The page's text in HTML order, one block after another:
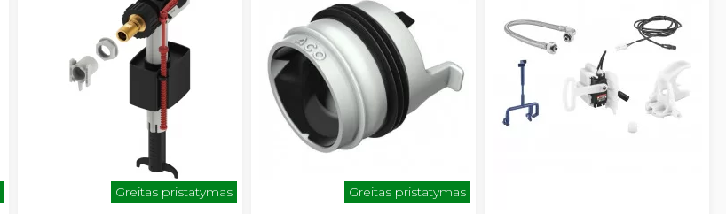
Greitas pristatymas Greitas pristatymas